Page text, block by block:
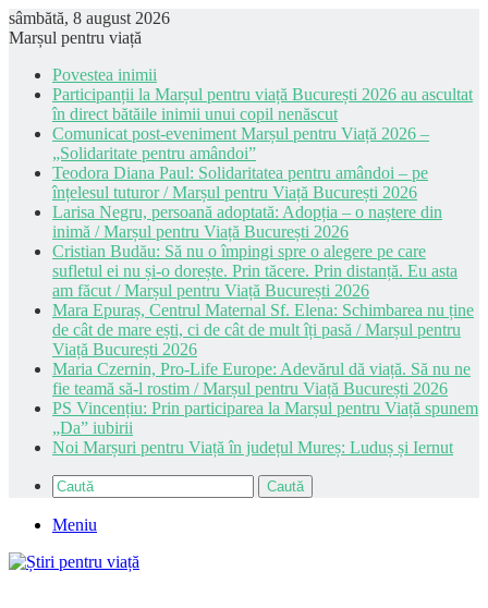
sâmbătă, 8 august 2026
Marșul pentru viață
Povestea inimii
Participanții la Marșul pentru viață București 2026 au ascultat
în direct bătăile inimii unui copil nenăscut
Comunicat post-eveniment Marșul pentru Viață 2026 –
„Solidaritate pentru amândoi”
Teodora Diana Paul: Solidaritatea pentru amândoi – pe
înțelesul tuturor / Marșul pentru Viață București 2026
Larisa Negru, persoană adoptată: Adopția – o naștere din
inimă / Marșul pentru Viață București 2026
Cristian Budău: Să nu o împingi spre o alegere pe care
sufletul ei nu și-o dorește. Prin tăcere. Prin distanță. Eu asta
am făcut / Marșul pentru Viață București 2026
Mara Epuraș, Centrul Maternal Sf. Elena: Schimbarea nu ține
de cât de mare ești, ci de cât de mult îți pasă / Marșul pentru
Viață București 2026
Maria Czernin, Pro-Life Europe: Adevărul dă viață. Să nu ne
fie teamă să-l rostim / Marșul pentru Viață București 2026
PS Vincențiu: Prin participarea la Marșul pentru Viață spunem
„Da” iubirii
Noi Marșuri pentru Viață în județul Mureș: Luduș și Iernut
Caută
Meniu